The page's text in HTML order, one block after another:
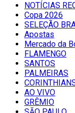
NOTÍCIAS
Copa 2026
SELEÇÃO
Apostas
Mercado da
FLAMENGO
SANTOS
PALMEIRAS
AO VIVO
GRÊMIO